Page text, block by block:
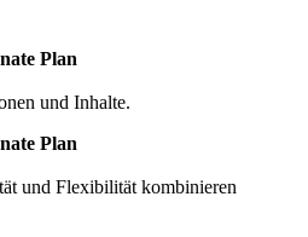
Plan
und Inhalte.
Plan
und Flexibilität kombinieren